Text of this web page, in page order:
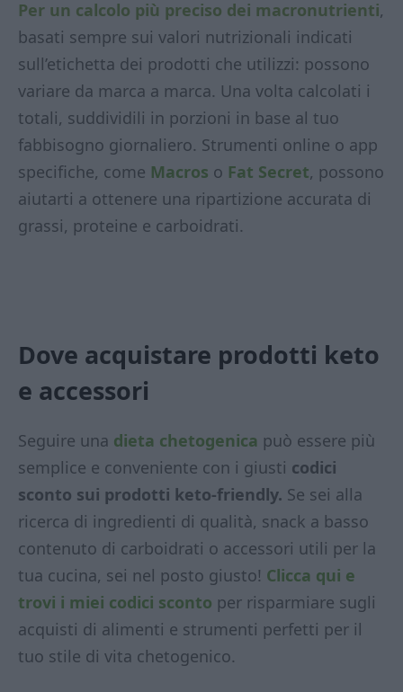
Per un calcolo più preciso dei macronutrienti,
basati sempre sui valori nutrizionali indicati
sull’etichetta dei prodotti che utilizzi: possono
variare da marca a marca. Una volta calcolati i
totali, suddividili in porzioni in base al tuo
fabbisogno giornaliero. Strumenti online o app
specifiche, come Macros o Fat Secret, possono
aiutarti a ottenere una ripartizione accurata di
grassi, proteine e carboidrati.
Dove acquistare prodotti keto
e accessori
Seguire una dieta chetogenica può essere più
semplice e conveniente con i giusti codici
sconto sui prodotti keto-friendly. Se sei alla
ricerca di ingredienti di qualità, snack a basso
contenuto di carboidrati o accessori utili per la
tua cucina, sei nel posto giusto! Clicca qui e
trovi i miei codici sconto per risparmiare sugli
acquisti di alimenti e strumenti perfetti per il
tuo stile di vita chetogenico.